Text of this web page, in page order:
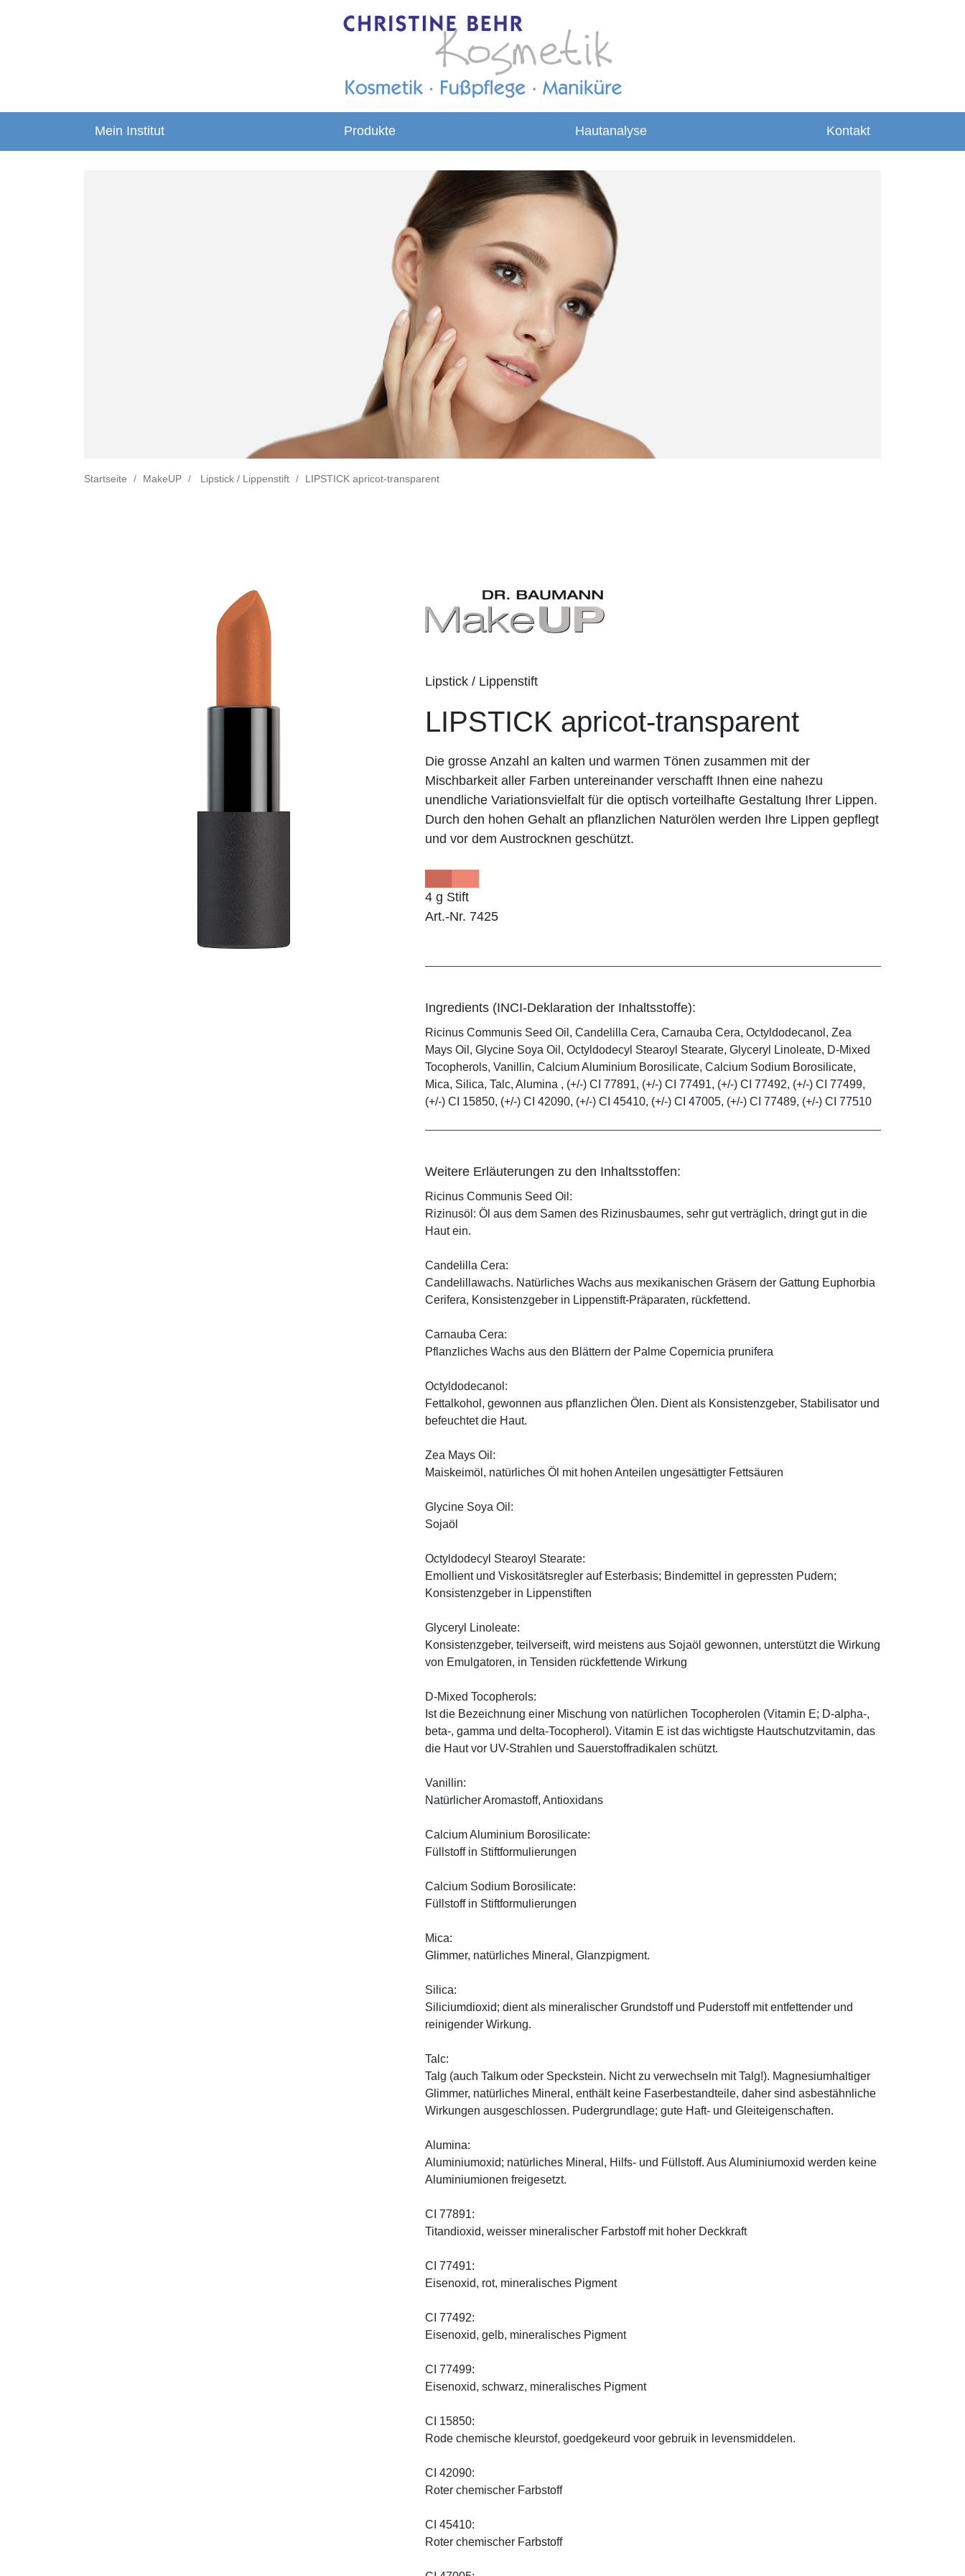
Mein Institut Produkte Hautanalyse Kontakt
Startseite MakeUP Lipstick / Lippenstift LIPSTICK apricot-transparent
Lipstick / Lippenstift
LIPSTICK apricot-transparent
Die grosse Anzahl an kalten und warmen Tönen zusammen mit der
Mischbarkeit aller Farben untereinander verschafft Ihnen eine nahezu
unendliche Variationsvielfalt für die optisch vorteilhafte Gestaltung Ihrer Lippen.
Durch den hohen Gehalt an pflanzlichen Naturölen werden Ihre Lippen gepflegt
und vor dem Austrocknen geschützt.
4 g Stift
Art.-Nr. 7425
Ingredients (INCI-Deklaration der Inhaltsstoffe):
Ricinus Communis Seed Oil, Candelilla Cera, Carnauba Cera, Octyldodecanol, Zea
Mays Oil, Glycine Soya Oil, Octyldodecyl Stearoyl Stearate, Glyceryl Linoleate, D-Mixed
Tocopherols, Vanillin, Calcium Aluminium Borosilicate, Calcium Sodium Borosilicate,
Mica, Silica, Talc, Alumina , (+/-) CI 77891, (+/-) CI 77491, (+/-) CI 77492, (+/-) CI 77499,
(+/-) CI 15850, (+/-) CI 42090, (+/-) CI 45410, (+/-) CI 47005, (+/-) CI 77489, (+/-) CI 77510
Weitere Erläuterungen zu den Inhaltsstoffen:
Ricinus Communis Seed Oil:
Rizinusöl: Öl aus dem Samen des Rizinusbaumes, sehr gut verträglich, dringt gut in die
Haut ein.
Candelilla Cera:
Candelillawachs. Natürliches Wachs aus mexikanischen Gräsern der Gattung Euphorbia
Cerifera, Konsistenzgeber in Lippenstift-Präparaten, rückfettend.
Carnauba Cera:
Pflanzliches Wachs aus den Blättern der Palme Copernicia prunifera
Octyldodecanol:
Fettalkohol, gewonnen aus pflanzlichen Ölen. Dient als Konsistenzgeber, Stabilisator und
befeuchtet die Haut.
Zea Mays Oil:
Maiskeimöl, natürliches Öl mit hohen Anteilen ungesättigter Fettsäuren
Glycine Soya Oil:
Sojaöl
Octyldodecyl Stearoyl Stearate:
Emollient und Viskositätsregler auf Esterbasis; Bindemittel in gepressten Pudern;
Konsistenzgeber in Lippenstiften
Glyceryl Linoleate:
Konsistenzgeber, teilverseift, wird meistens aus Sojaöl gewonnen, unterstützt die Wirkung
von Emulgatoren, in Tensiden rückfettende Wirkung
D-Mixed Tocopherols:
Ist die Bezeichnung einer Mischung von natürlichen Tocopherolen (Vitamin E; D-alpha-,
beta-, gamma und delta-Tocopherol). Vitamin E ist das wichtigste Hautschutzvitamin, das
die Haut vor UV-Strahlen und Sauerstoffradikalen schützt.
Vanillin:
Natürlicher Aromastoff, Antioxidans
Calcium Aluminium Borosilicate:
Füllstoff in Stiftformulierungen
Calcium Sodium Borosilicate:
Füllstoff in Stiftformulierungen
Mica:
Glimmer, natürliches Mineral, Glanzpigment.
Silica:
Siliciumdioxid; dient als mineralischer Grundstoff und Puderstoff mit entfettender und
reinigender Wirkung.
Talc:
Talg (auch Talkum oder Speckstein. Nicht zu verwechseln mit Talg!). Magnesiumhaltiger
Glimmer, natürliches Mineral, enthält keine Faserbestandteile, daher sind asbestähnliche
Wirkungen ausgeschlossen. Pudergrundlage; gute Haft- und Gleiteigenschaften.
Alumina:
Aluminiumoxid; natürliches Mineral, Hilfs- und Füllstoff. Aus Aluminiumoxid werden keine
Aluminiumionen freigesetzt.
CI 77891:
Titandioxid, weisser mineralischer Farbstoff mit hoher Deckkraft
CI 77491:
Eisenoxid, rot, mineralisches Pigment
CI 77492:
Eisenoxid, gelb, mineralisches Pigment
CI 77499:
Eisenoxid, schwarz, mineralisches Pigment
CI 15850:
Rode chemische kleurstof, goedgekeurd voor gebruik in levensmiddelen.
CI 42090:
Roter chemischer Farbstoff
CI 45410:
Roter chemischer Farbstoff